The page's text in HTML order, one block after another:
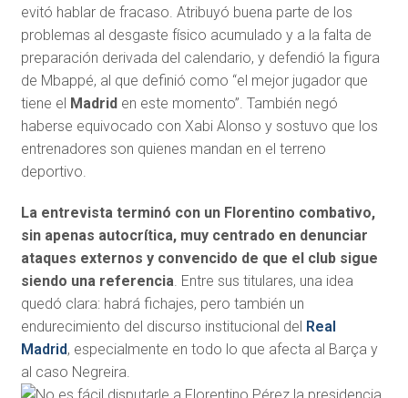
evitó hablar de fracaso. Atribuyó buena parte de los
problemas al desgaste físico acumulado y a la falta de
preparación derivada del calendario, y defendió la figura
de Mbappé, al que definió como “el mejor jugador que
tiene el Madrid en este momento”. También negó
haberse equivocado con Xabi Alonso y sostuvo que los
entrenadores son quienes mandan en el terreno
deportivo.
La entrevista terminó con un Florentino combativo,
sin apenas autocrítica, muy centrado en denunciar
ataques externos y convencido de que el club sigue
siendo una referencia. Entre sus titulares, una idea
quedó clara: habrá fichajes, pero también un
endurecimiento del discurso institucional del Real
Madrid, especialmente en todo lo que afecta al Barça y
al caso Negreira.